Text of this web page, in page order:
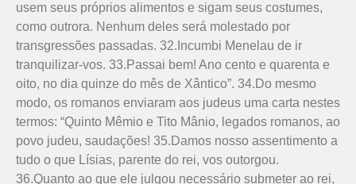
usem seus próprios alimentos e sigam seus costumes,
como outrora. Nenhum deles será molestado por
transgressões passadas. 32.Incumbi Menelau de ir
tranquilizar-vos. 33.Passai bem! Ano cento e quarenta e
oito, no dia quinze do mês de Xântico”. 34.Do mesmo
modo, os romanos envia­ram aos judeus uma carta nestes
termos: “Quinto Mêmio e Tito Mânio, legados romanos, ao
povo judeu, saudações! 35.Damos nosso assentimento a
tudo o que Lísias, parente do rei, vos outorgou.
36.Quanto ao que ele julgou necessário submeter ao rei,